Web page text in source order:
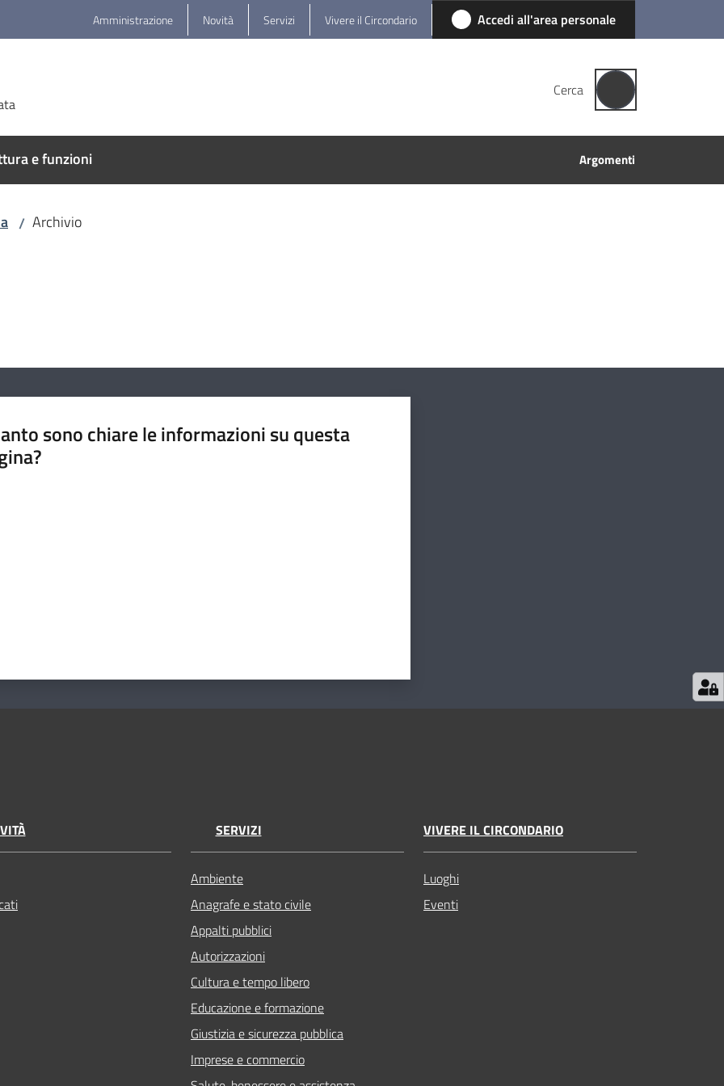
Amministrazione Novità Servizi Vivere il Circondario Accedi all'area personale
Cerca
e funzioni Argomenti
/ Archivio
sono chiare le informazioni su questa
SERVIZI
Ambiente
Anagrafe e stato civile
Appalti pubblici
Autorizzazioni
Cultura e tempo libero
Educazione e formazione
Giustizia e sicurezza pubblica
Imprese e commercio
VIVERE IL CIRCONDARIO
Luoghi
Eventi